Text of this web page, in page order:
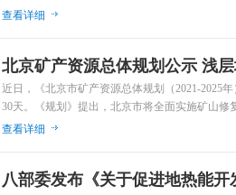
查看详细
北京矿产资源总体规划公示 浅
近日，《北京市矿产资源总体规划（2021-2025
30天。《规划》提出，北京市将全面实施矿山修
查看详细
八部委发布《关于促进地热能开